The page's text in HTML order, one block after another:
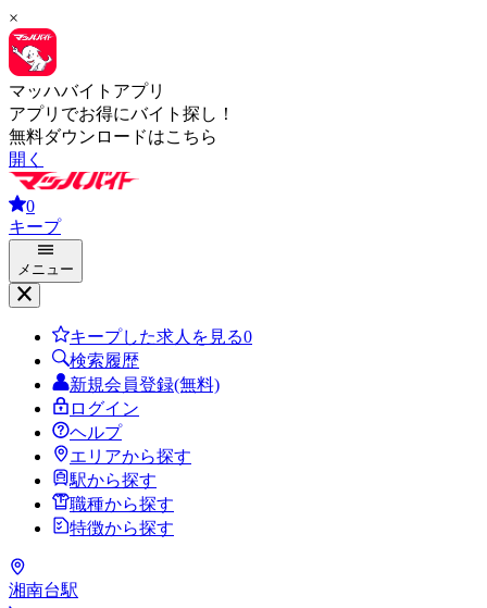
×
マッハバイトアプリ
アプリでお得にバイト探し！
無料ダウンロードはこちら
開く
0
キープ
メニュー
キープした求人を見る0
検索履歴
新規会員登録(無料)
ログイン
ヘルプ
エリアから探す
駅から探す
職種から探す
特徴から探す
湘南台駅